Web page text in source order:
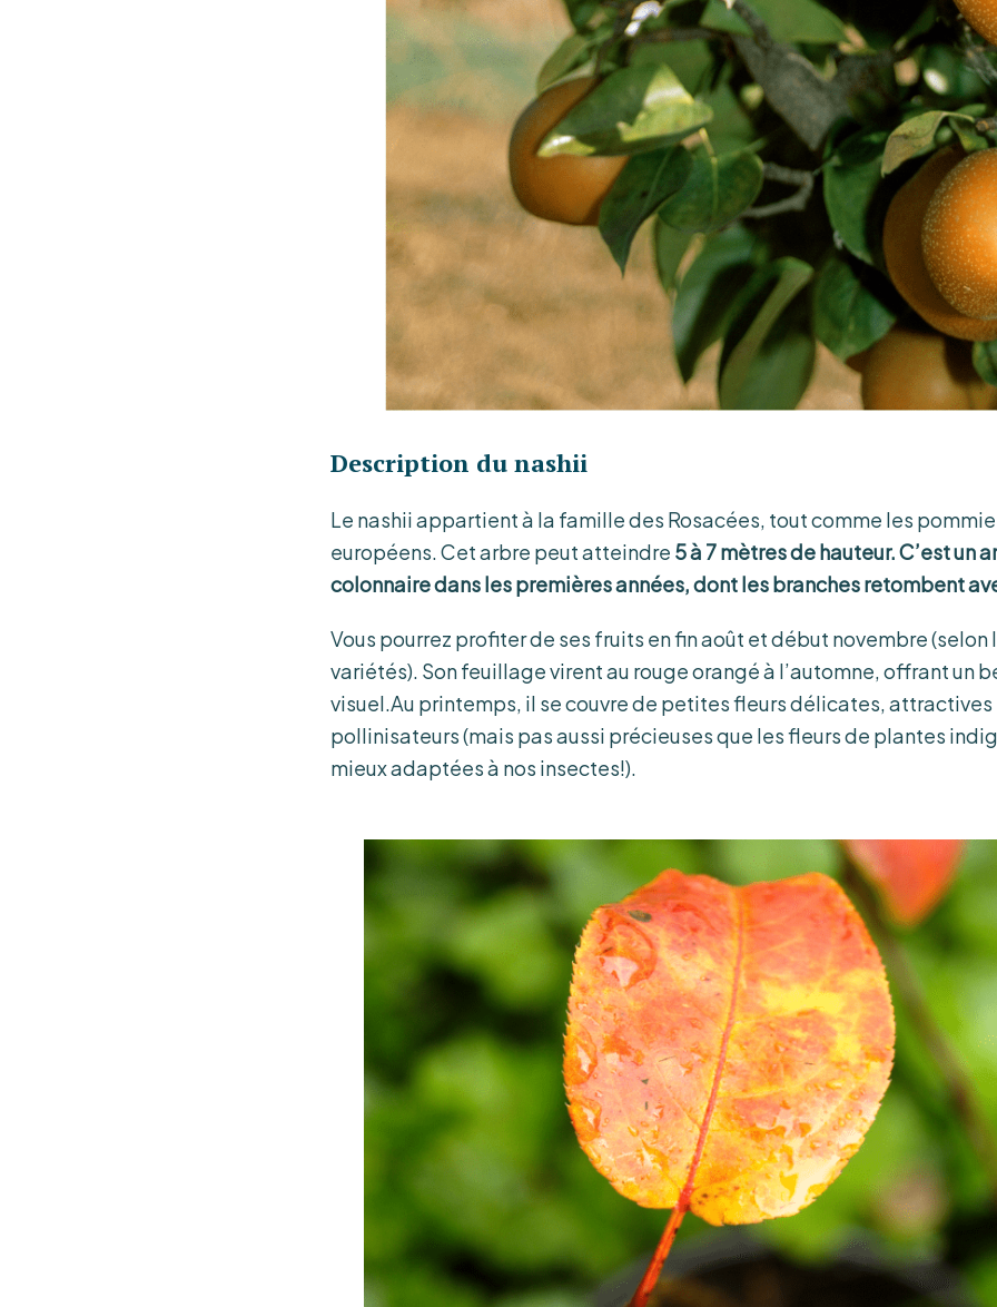
Description du nashii
Le nashii appartient à la famille des Rosacées, tout comme les
européens. Cet arbre peut atteindre 5 à 7 mètres de hauteur. C’est un
colonnaire dans les premières années, dont les branches retombent
Vous pourrez profiter de ses fruits en fin août et début novembre
variétés). Son feuillage virent au rouge orangé à l’automne, offrant un
visuel.Au printemps, il se couvre de petites fleurs délicates, attractives
pollinisateurs (mais pas aussi précieuses que les fleurs de plantes
mieux adaptées à nos insectes!).